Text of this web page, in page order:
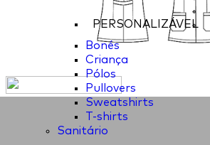
PERSONALIZÁVEL
Bonés
Criança
Pólos
Pullovers
Sweatshirts
T-shirts
Sanitário